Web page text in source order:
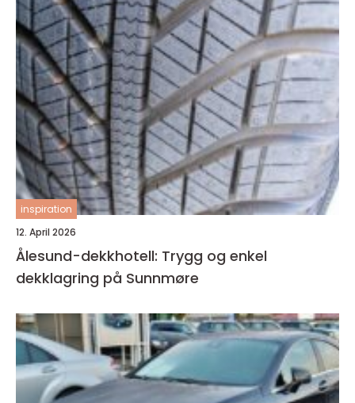
inspiration
12. April 2026
Ålesund-dekkhotell: Trygg og enkel
dekklagring på Sunnmøre